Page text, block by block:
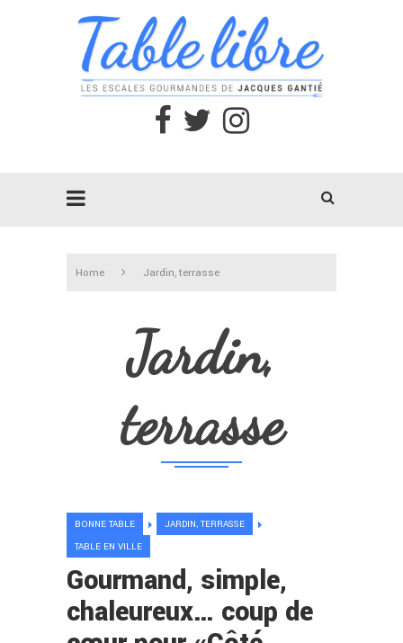
Home Jardin, terrasse
Jardin,
terrasse
BONNE TABLE
JARDIN, TERRASSE
TABLE EN VILLE
Gourmand, simple,
chaleureux… coup de